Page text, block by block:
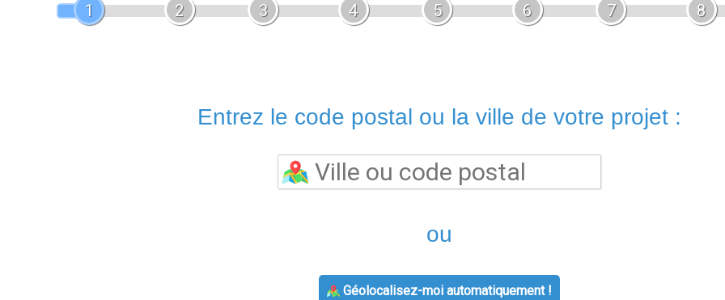
1 2 3 4 5 6 7 8
Entrez le code postal ou la ville de votre projet :
ou
Géolocalisez-moi automatiquement !